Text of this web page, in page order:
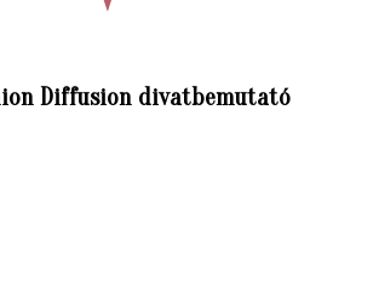
Diffusion divatbemutató